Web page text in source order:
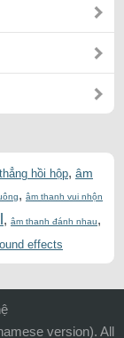
hồi hộp, âm
, âm thanh vui nhộn
, âm thanh đánh nhau,
effects
version). All